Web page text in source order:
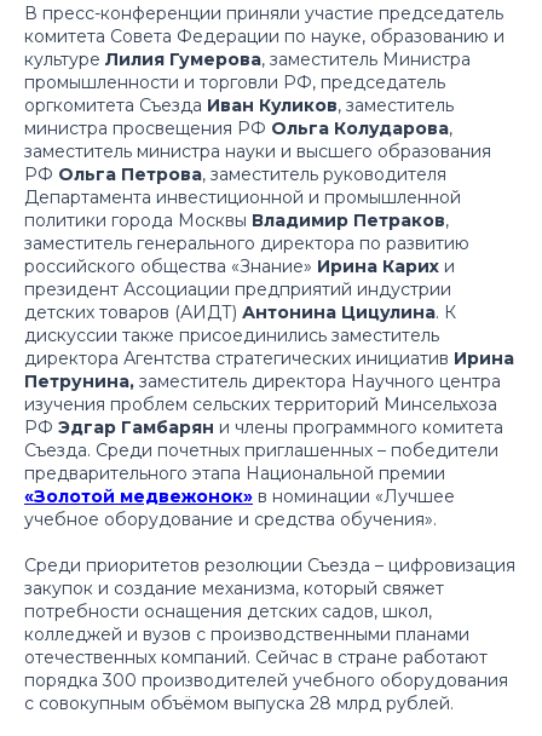
В пресс-конференции приняли участие председатель
комитета Совета Федерации по науке, образованию и
культуре Лилия Гумерова, заместитель Министра
промышленности и торговли РФ, председатель
оргкомитета Съезда Иван Куликов, заместитель
министра просвещения РФ Ольга Колударова,
заместитель министра науки и высшего образования
РФ Ольга Петрова, заместитель руководителя
Департамента инвестиционной и промышленной
политики города Москвы Владимир Петраков,
заместитель генерального директора по развитию
российского общества «Знание» Ирина Карих и
президент Ассоциации предприятий индустрии
детских товаров (АИДТ) Антонина Цицулина. К
дискуссии также присоединились заместитель
директора Агентства стратегических инициатив Ирина
Петрунина, заместитель директора Научного центра
изучения проблем сельских территорий Минсельхоза
РФ Эдгар Гамбарян и члены программного комитета
Съезда. Среди почетных приглашенных – победители
предварительного этапа Национальной премии
«Золотой медвежонок» в номинации «Лучшее
учебное оборудование и средства обучения».
Среди приоритетов резолюции Съезда – цифровизация
закупок и создание механизма, который свяжет
потребности оснащения детских садов, школ,
колледжей и вузов с производственными планами
отечественных компаний. Сейчас в стране работают
порядка 300 производителей учебного оборудования
с совокупным объёмом выпуска 28 млрд рублей.